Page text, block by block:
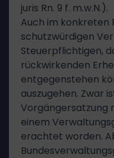
juris Rn. 9 f. m.w.N.).
Auch im konkreten
schutzwürdigen
Steuerpflichtigen,
rückwirkenden
entgegenstehen
auszugehen. Zwar
Vorgängersatzung
einem
erachtet worden.